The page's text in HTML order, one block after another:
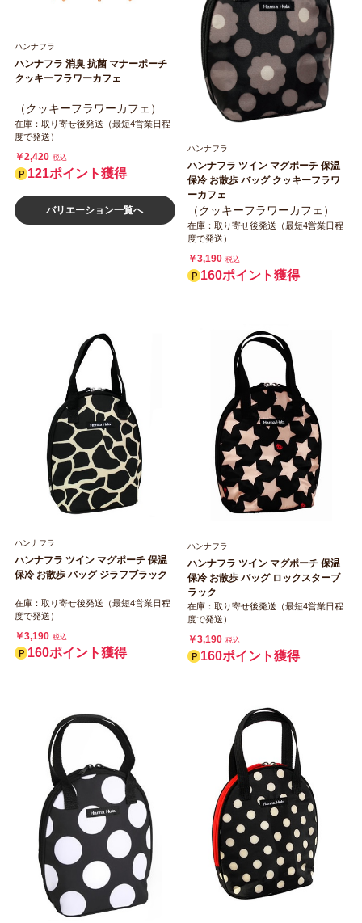
ハンナフラ
ハンナフラ 消臭 抗菌 マナーポーチ
クッキーフラワーカフェ
（クッキーフラワーカフェ）
在庫：取り寄せ後発送（最短4営業日程
度で発送）
￥2,420 税込
121ポイント獲得
バリエーション一覧へ
ハンナフラ
ハンナフラ ツイン マグポーチ 保温
保冷 お散歩 バッグ クッキーフラワ
ーカフェ
（クッキーフラワーカフェ）
在庫：取り寄せ後発送（最短4営業日程
度で発送）
￥3,190 税込
160ポイント獲得
ハンナフラ
ハンナフラ ツイン マグポーチ 保温
保冷 お散歩 バッグ ジラフブラック
在庫：取り寄せ後発送（最短4営業日程
度で発送）
￥3,190 税込
160ポイント獲得
ハンナフラ
ハンナフラ ツイン マグポーチ 保温
保冷 お散歩 バッグ ロックスターブ
ラック
在庫：取り寄せ後発送（最短4営業日程
度で発送）
￥3,190 税込
160ポイント獲得